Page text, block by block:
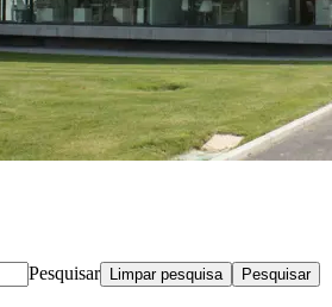
Pesquisar
Limpar pesquisa Pesquisar